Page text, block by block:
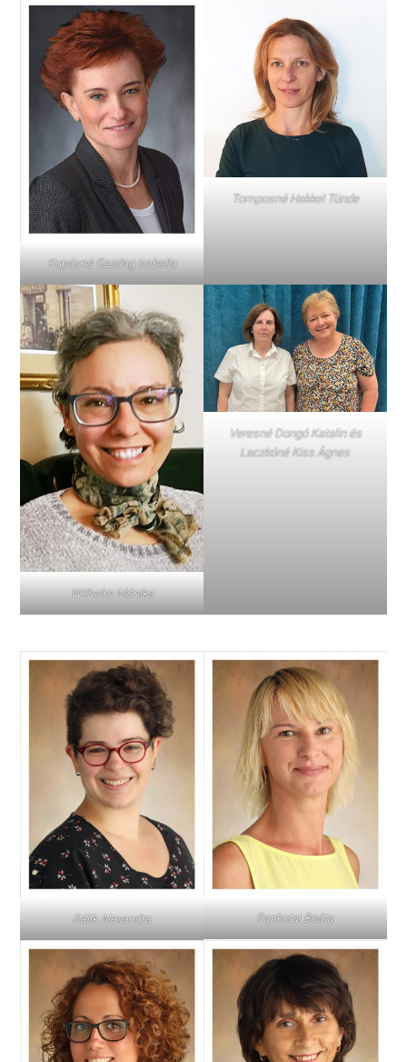
Kupásné Gazdag Izabella
Tomposné Hakkel Tünde
Wilhelm Mónika
Veresné Dongó Katalin és
Laczkóné Kiss Ágnes
Rálik Alexandra Pankotai Beáta